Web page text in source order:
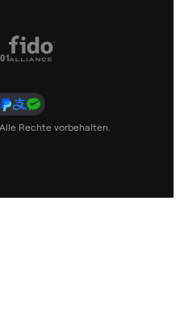
Rechte vorbehalten.